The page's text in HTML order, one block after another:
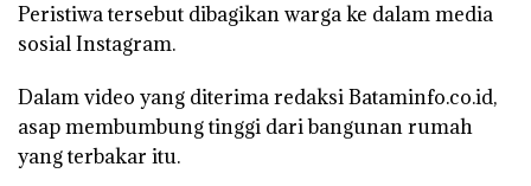
Peristiwa tersebut dibagikan warga ke dalam media
sosial Instagram.
Dalam video yang diterima redaksi Bataminfo.co.id,
asap membumbung tinggi dari bangunan rumah
yang terbakar itu.